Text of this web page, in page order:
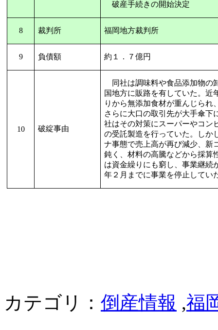
破産手続きの開始決定
8 裁判所 福岡地方裁判所
9 負債額 約１．７億円
10 破綻事由
同社は調味料や食品添加物の
国地方に販路を有していた。近
りから無添加食材が重んじられ
さらに大口の取引先が大手傘下
社はその対策にスーパーやコン
の受託製造を行っていた。しか
ナ事態で売上高が再び減少、新
鈍く、材料の高騰などから採算
は資金繰りにも窮し、事業継続
年２月までに事業を停止してい
カテゴリ： 倒産情報 ,福